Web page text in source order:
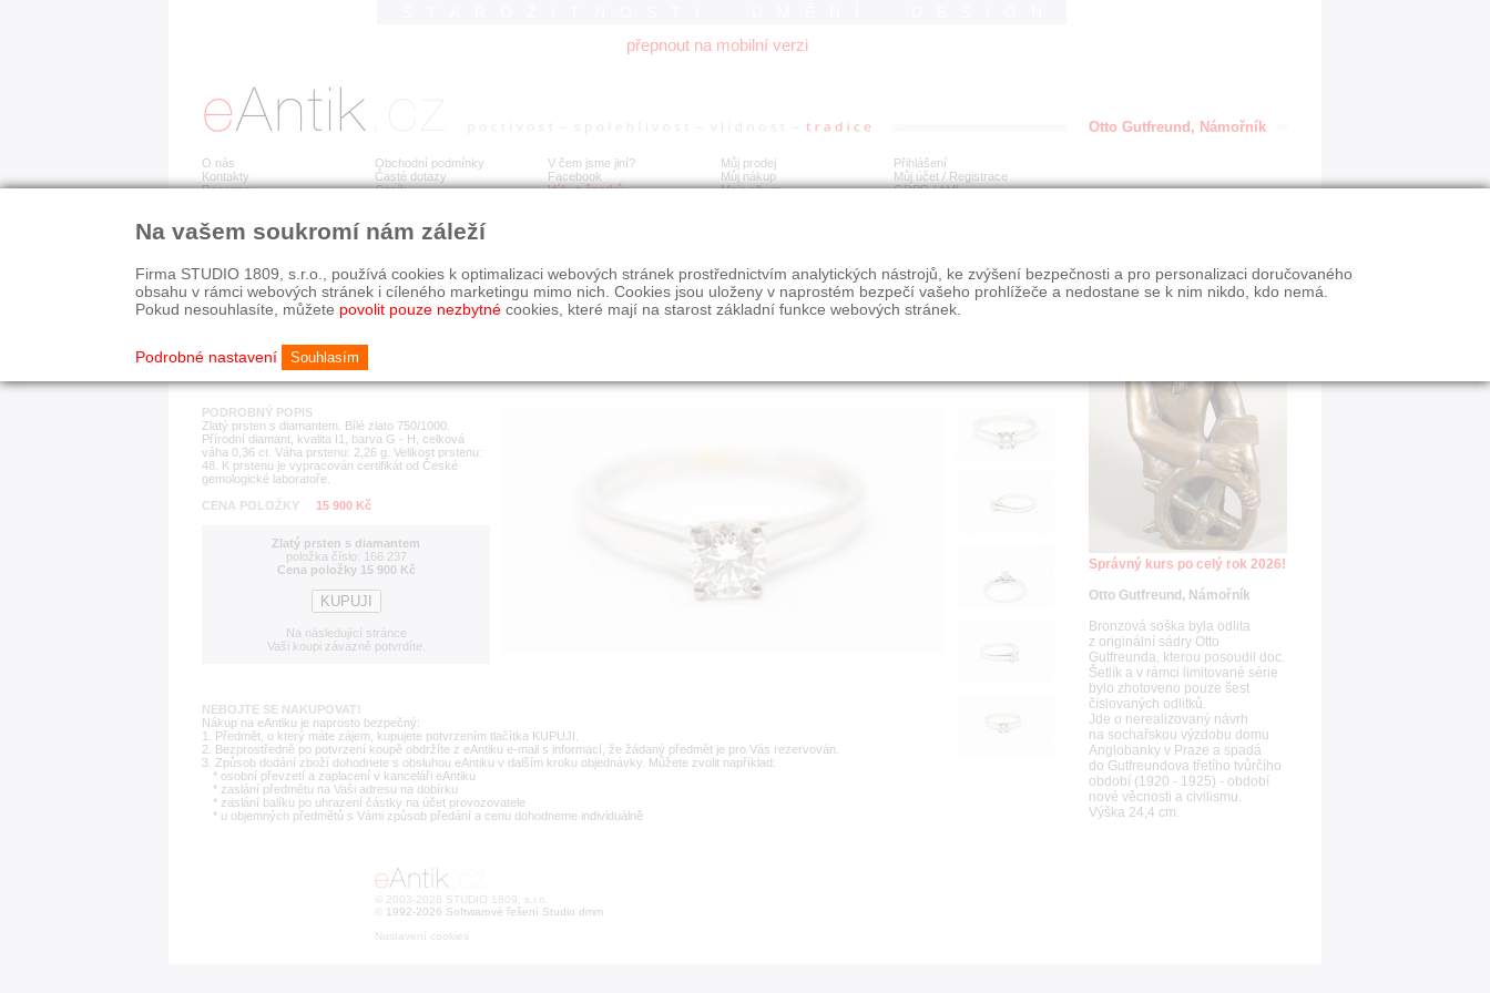
přepnout na mobilní verzi
O nás
Kontakty
Recenze
Obchodní podmínky
Časté dotazy
Ceník
V čem jsme jiní?
Facebook
Výkup šperků
Můj prodej
Můj nákup
Moje album
Přihlášení
Můj účet / Registrace
GDPR/AML
Detail položky č. 166 237 Zlatý prsten s diamantem
PODROBNÝ POPIS
Zlatý prsten s diamantem. Bílé zlato 750/1000.
Přírodní diamant, kvalita I1, barva G - H, celková
váha 0,36 ct. Váha prstenu: 2,26 g. Velikost prstenu:
48. K prstenu je vypracován certifikát od České
gemologické laboratoře.
CENA POLOŽKY
15 900 Kč
Zlatý prsten s diamantem
položka číslo: 166 237
Cena položky 15 900 Kč
Na následující stránce
Vaši koupi závazně potvrdíte.
NEBOJTE SE NAKUPOVAT!
Nákup na eAntiku je naprosto bezpečný:
1. Předmět, o který máte zájem, kupujete potvrzením tlačítka KUPUJI.
2. Bezprostředně po potvrzení koupě obdržíte z eAntiku e-mail s informací, že žádaný předmět je pro Vás rezervován.
3. Způsob dodání zboží dohodnete s obsluhou eAntiku v dalším kroku objednávky. Můžete zvolit například:
* osobní převzetí a zaplacení v kanceláři eAntiku
* zaslání předmětu na Vaši adresu na dobírku
* zaslání balíku po uhrazení částky na účet provozovatele
* u objemných předmětů s Vámi způsob předání a cenu dohodneme individuálně
© 2003-2026 STUDIO 1809, s.r.o.
1992-2026 Softwarové řešení Studio dmm
Nastavení cookies
Otto Gutfreund, Námořník
Správný kurs po celý rok 2026!
Otto Gutfreund, Námořník
Bronzová soška byla odlita
z originální sádry Otto
Gutfreunda, kterou posoudil doc.
Šetlík a v rámci limitované série
bylo zhotoveno pouze šest
číslovaných odlitků.
Jde o nerealizovaný návrh
na sochařskou výzdobu domu
Anglobanky v Praze a spadá
do Gutfreundova třetího tvůrčího
období (1920 - 1925) - období
nové věcnosti a civilismu.
Výška 24,4 cm.
Na vašem soukromí nám záleží
Firma STUDIO 1809, s.r.o., používá cookies k optimalizaci webových stránek prostřednictvím analytických nástrojů, ke zvýšení bezpečnosti a pro personalizaci doručovaného
obsahu v rámci webových stránek i cíleného marketingu mimo nich. Cookies jsou uloženy v naprostém bezpečí vašeho prohlížeče a nedostane se k nim nikdo, kdo nemá.
Pokud nesouhlasíte, můžete povolit pouze nezbytné cookies, které mají na starost základní funkce webových stránek.
Podrobné nastavení Souhlasím